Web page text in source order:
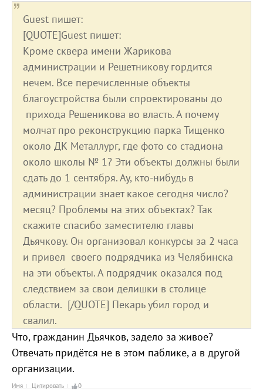
Guest пишет:
[QUOTE]Guest пишет:
Кроме сквера имени Жарикова
администрации и Решетникову гордится
нечем. Все перечисленные объекты
благоустройства были спроектированы до
прихода Решеникова во власть. А почему
молчат про реконструкцию парка Тищенко
около ДК Металлург, где фото со стадиона
около школы № 1? Эти объекты должны были
сдать до 1 сентября. Ау, кто-нибудь в
администрации знает какое сегодня число?
месяц? Проблемы на этих объектах? Так
скажите спасибо заместителю главы
Дьячкову. Он организовал конкурсы за 2 часа
и привел своего подрядчика из Челябинска
на эти объекты. А подрядчик оказался под
следствием за свои делишки в столице
области. [/QUOTE] Пекарь убил город и
свалил.
Что, гражданин Дьячков, задело за живое?
Отвечать придётся не в этом паблике, а в другой
организации.
Имя Цитировать 0